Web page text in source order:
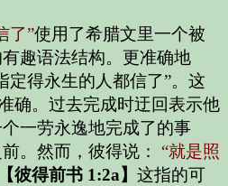
了”使用了希腊文里一个被
趣语法结构。更准确地
定得永生的人都信了”。这
确。过去完成时迂回表示他
一劳永逸地完成了的事
。然而，彼得说：
“就是照
【彼得前书 1:2a】 这指的可